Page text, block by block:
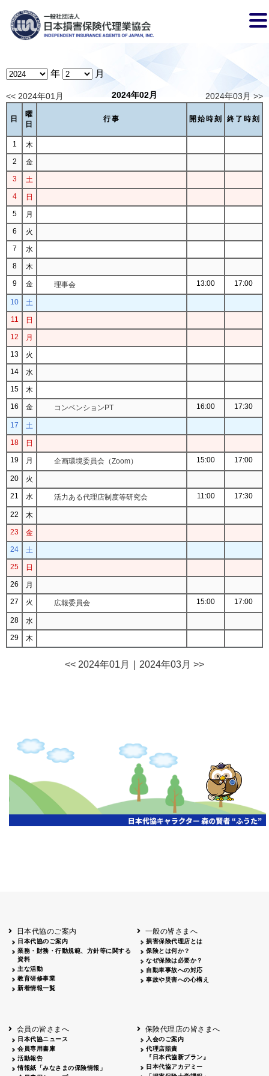
年 月
<< 2024年01月 2024年03月 >>
2024年02月
日
曜
日
行事 開始時刻 終了時刻
1
木
2
金
3
土
4
日
5
月
6
火
7
水
8
木
9
金 理事会 13:00 17:00
10
土
11
日
12
月
13
火
14
水
15
木
16
金 コンベンションPT 16:00 17:30
17
土
18
日
19
月 企画環境委員会（Zoom） 15:00 17:00
20
火
21
水 活力ある代理店制度等研究会 11:00 17:30
22
木
23
金
24
土
25
日
26
月
27
火 広報委員会 15:00 17:00
28
水
29
木
<< 2024年01月 2024年03月 >>
日本代協のご案内
日本代協のご案内
業務・財務・行動規範、方針等に関する
資料
主な活動
教育研修事業
新着情報一覧
一般の皆さまへ
損害保険代理店とは
保険とは何か？
なぜ保険は必要か？
自動車事故への対応
事故や災害への心構え
会員の皆さまへ
日本代協ニュース
会員専用書庫
活動報告
情報紙「みなさまの保険情報」
保険代理店の皆さまへ
入会のご案内
代理店賠責
『日本代協新プラン』
日本代協アカデミー